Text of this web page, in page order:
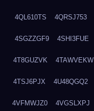
4QL610TS 4QRSJ753
4SGZZGF9 4SHI3FUE
4T8GUZVK 4TAWVEKW
4TSJ6PJX 4U48QGQ2
4VFMWJZ0 4VGSLXPJ